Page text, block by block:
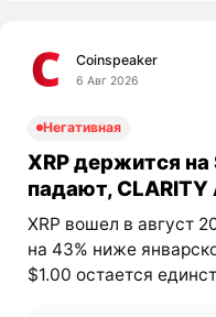
Coinspeaker
6 Авг 2026
Негативная
XRP держится на
падают, CLARITY
XRP вошел в август
на 43% ниже
$1.00 остается